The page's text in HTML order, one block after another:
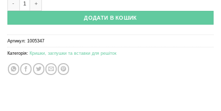
ДОДАТИ В КОШИК
Артикул: 1005347
Категорія: Кришки, заглушки та вставки для решіток